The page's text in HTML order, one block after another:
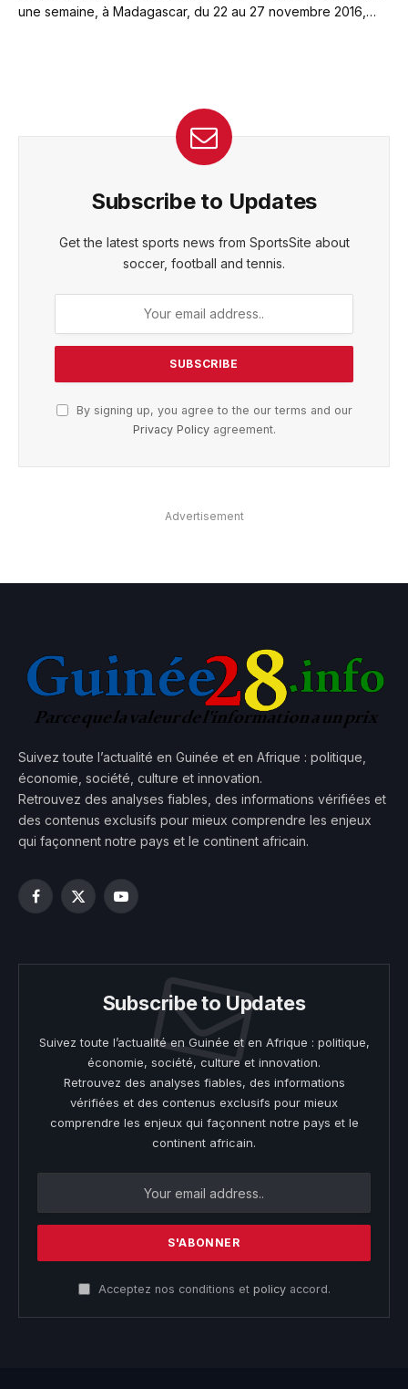
une semaine, à Madagascar, du 22 au 27 novembre 2016,…
Subscribe to Updates
Get the latest sports news from SportsSite about
soccer, football and tennis.
By signing up, you agree to the our terms and our
Privacy Policyagreement.
Advertisement
Suivez toute l’actualité en Guinée et en Afrique : politique,
économie, société, culture et innovation.
Retrouvez des analyses fiables, des informations vérifiées et
des contenus exclusifs pour mieux comprendre les enjeux
qui façonnent notre pays et le continent africain.
Facebook
X
YouTube
Subscribe to Updates
Suivez toute l’actualité en Guinée et en Afrique : politique,
économie, société, culture et innovation.
Retrouvez des analyses fiables, des informations
vérifiées et des contenus exclusifs pour mieux
comprendre les enjeux qui façonnent notre pays et le
continent africain.
Acceptez nos conditions et policyaccord.